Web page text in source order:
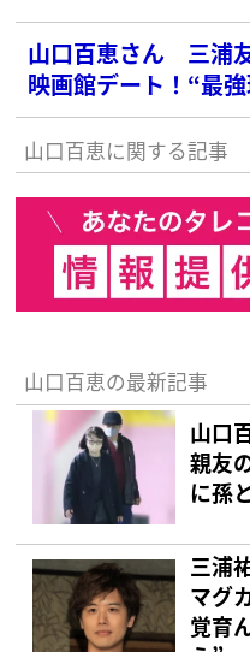
山口百恵さん 三浦
映画館デート！“最
ブラブ姿
山口百恵に関する記事
山口百恵の最新記事
山口
親友
に孫
三浦
マグ
覚育